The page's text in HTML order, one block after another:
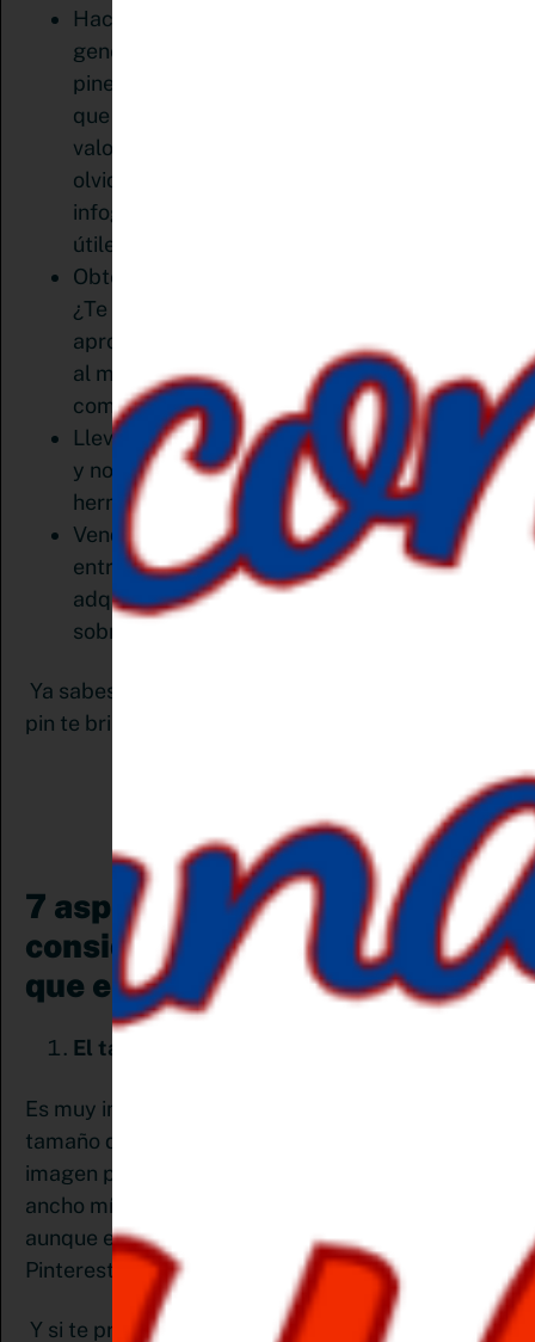
Hacen crece tu comunidad. Para ello debes
generar contenido de calidad. No se trata de
pinear por pinear. Recuerda que no importa
que tan lindo sea el pin, se compartirá por el
valor que aporte a tu tribu. Así que no
olvides la calidad del contenido. Las
infografías con consejos prácticos son muy
útiles.
Obtén tracción en el motor de búsqueda.
¿Te conté que Pinterest tiene
aproximadamente 416 millones de visitantes
al mes? ¿Y que es un buscador? Algo así
como Google pero visual.
Lleva tráfico a tu blog de manera orgánica
y no hay mejor aliado para ello que un
hermoso pin
Vende tus productos. Las personas no solo
entran a Pinterest para inspirarse, quieren
adquirir eso que ven. Leíste ya mi artículo
sobre vender en Pinterest ¿Cierto?
Ya sabes la importancia y el aporte que un buen
pin te brinda. Ahora quiero contarte:
7 aspectos que debes
considerar para crear pines
que enamoren:
El tamaño sí importa
Es muy importante que tengas en cuenta el
tamaño de la imagen. La relación de aspecto de
imagen preferida de Pinterest es 2: 3 o 1: 2.1. El
ancho mínimo de un pin es de 600 píxeles,
aunque el ideal es 1000 x 1500 para los Pines de
Pinterest sin borrosidad y de alta calidad.
Y si te preguntas por qué estas exigencias,